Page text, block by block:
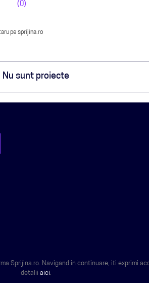
(0)
pe sprijina.ro
Nu sunt proiecte
Sprijina.ro. Navigand in continuare, iti exprimi
detalii aici.